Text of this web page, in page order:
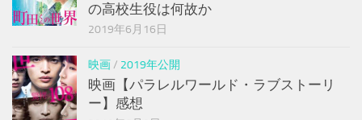
の高校生役は何故か
2019年6月16日
映画/ 2019年公開
映画【パラレルワールド・ラブストーリ
ー】感想